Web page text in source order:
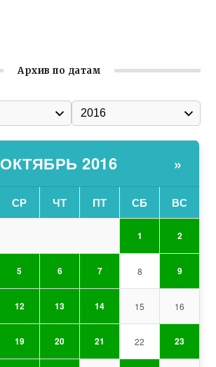
Архив по датам
ОКТЯБРЬ 2016 »
СР ЧТ ПТ СБ ВС
1 2
5 6 7 8 9
12 13 14 15 16
19 20 21 22 23